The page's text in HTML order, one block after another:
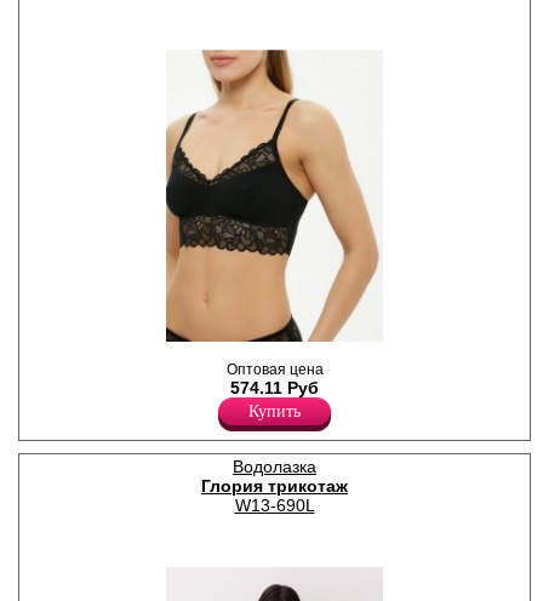
кружевными вставками,
бретели регулируются по
длине.
Хлопок 95%
Спандекс 5%
Оптовая цена
574.11 Руб
Купить
Водолазка
Глория трикотаж
W13-690L